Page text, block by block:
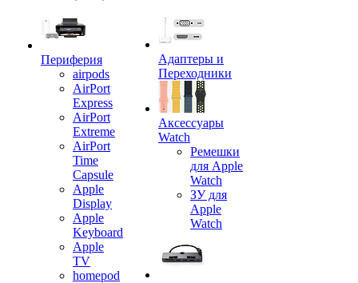
Периферия
airpods
AirPort
Express
AirPort
Extreme
AirPort
Time
Capsule
Apple
Display
Apple
Keyboard
Apple
TV
homepod
Адаптеры и
Переходники
Аксессуары
Watch
Ремешки
для Apple
Watch
ЗУ для
Apple
Watch